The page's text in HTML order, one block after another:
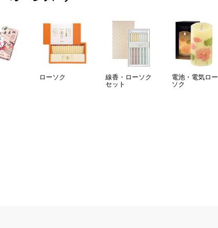
ローソク
線香・ローソク
セット
電池・電気ロー
ソク